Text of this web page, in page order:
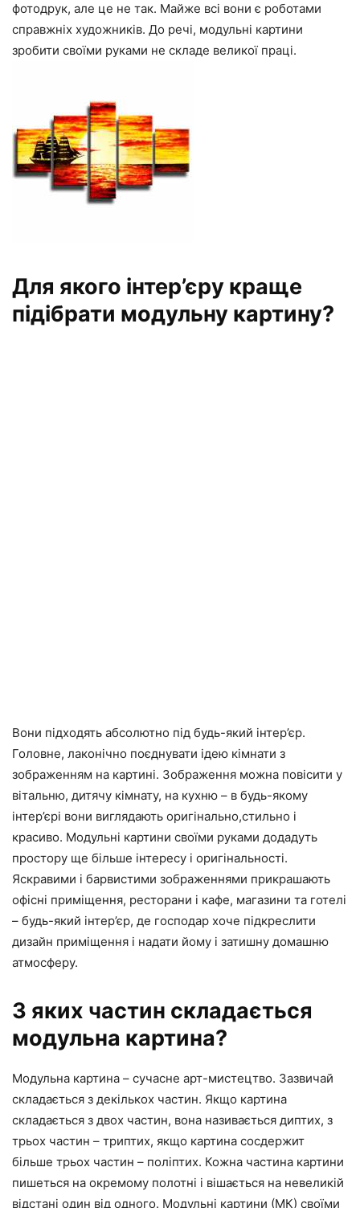
фотодрук, але це не так. Майже всі вони є роботами
справжніх художників. До речі, модульні картини
зробити своїми руками не складе великої праці.
Для якого інтер’єру краще
підібрати модульну картину?
Вони підходять абсолютно під будь-який інтер’єр.
Головне, лаконічно поєднувати ідею кімнати з
зображенням на картині. Зображення можна повісити у
вітальню, дитячу кімнату, на кухню – в будь-якому
інтер’єрі вони виглядають оригінально,стильно і
красиво. Модульні картини своїми руками додадуть
простору ще більше інтересу і оригінальності.
Яскравими і барвистими зображеннями прикрашають
офісні приміщення, ресторани і кафе, магазини та готелі
– будь-який інтер’єр, де господар хоче підкреслити
дизайн приміщення і надати йому і затишну домашню
атмосферу.
З яких частин складається
модульна картина?
Модульна картина – сучасне арт-мистецтво. Зазвичай
складається з декількох частин. Якщо картина
складається з двох частин, вона називається диптих, з
трьох частин – триптих, якщо картина сосдержит
більше трьох частин – поліптих. Кожна частина картини
пишеться на окремому полотні і вішається на невеликій
відстані один від одного. Модульні картини (МК) своїми